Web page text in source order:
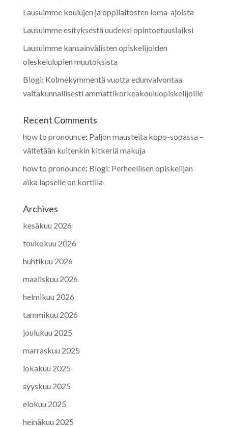
Lausuimme koulujen ja oppilaitosten loma-ajoista
Lausuimme esityksestä uudeksi opintoetuuslaiksi
Lausuimme kansainvälisten opiskelijoiden
oleskelulupien muutoksista
Blogi: Kolmekymmentä vuotta edunvalvontaa
valtakunnallisesti ammattikorkeakouluopiskelijoille
Recent Comments
how to pronounce: Paljon mausteita kopo-sopassa –
vältetään kuitenkin kitkeriä makuja
how to pronounce: Blogi: Perheellisen opiskelijan
aika lapselle on kortilla
Archives
kesäkuu 2026
toukokuu 2026
huhtikuu 2026
maaliskuu 2026
helmikuu 2026
tammikuu 2026
joulukuu 2025
marraskuu 2025
lokakuu 2025
syyskuu 2025
elokuu 2025
heinäkuu 2025